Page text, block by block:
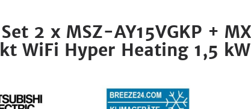
2 x MSZ-AY15VGKP +
WiFi Hyper Heating 1,5 kW